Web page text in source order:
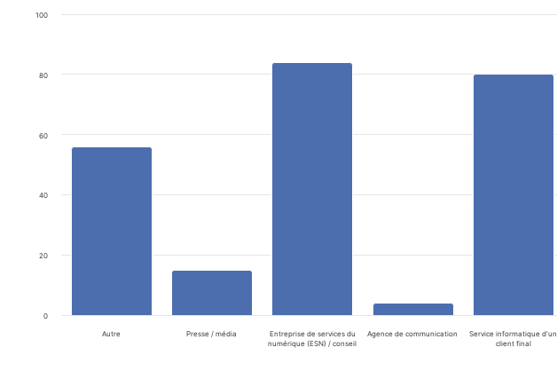
Autre Presse / média
Entreprise de services du
numérique (ESN) / conseil
Agence de communication
Service informatique d'un
client final
0
20
40
60
80
100